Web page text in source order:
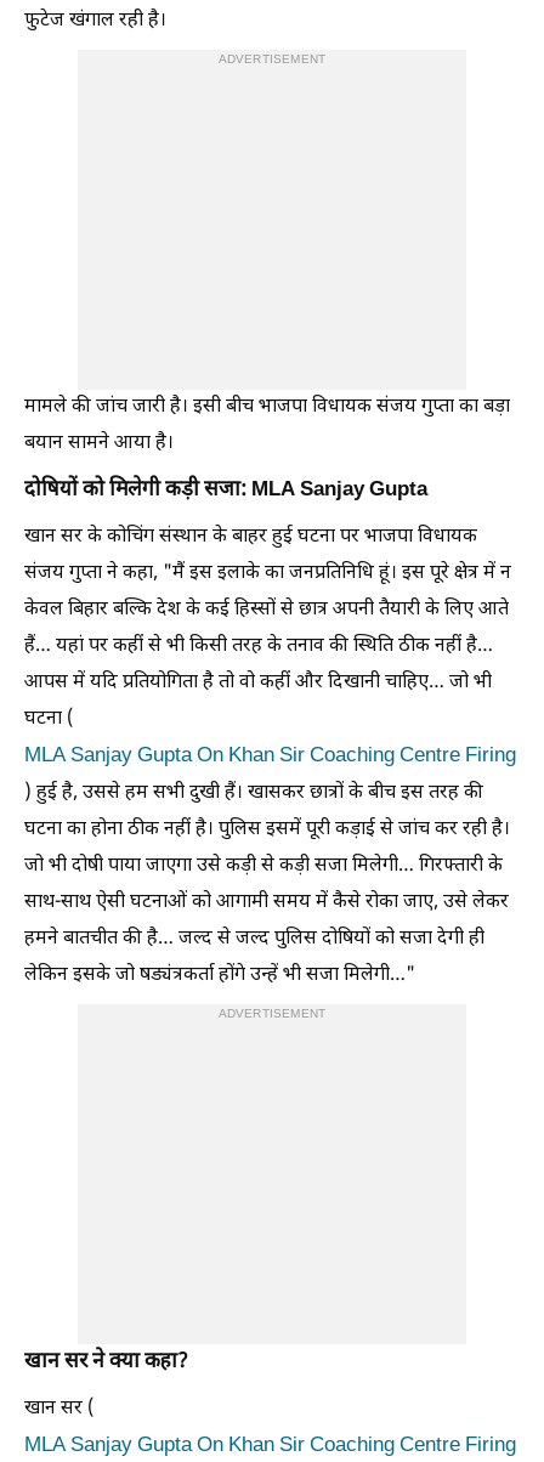
फुटेज खंगाल रही है।
ADVERTISEMENT
मामले की जांच जारी है। इसी बीच भाजपा विधायक संजय गुप्ता का बड़ा
बयान सामने आया है।
दोषियों को मिलेगी कड़ी सजा: MLA Sanjay Gupta
खान सर के कोचिंग संस्थान के बाहर हुई घटना पर भाजपा विधायक
संजय गुप्ता ने कहा, "मैं इस इलाके का जनप्रतिनिधि हूं। इस पूरे क्षेत्र में न
केवल बिहार बल्कि देश के कई हिस्सों से छात्र अपनी तैयारी के लिए आते
हैं… यहां पर कहीं से भी किसी तरह के तनाव की स्थिति ठीक नहीं है…
आपस में यदि प्रतियोगिता है तो वो कहीं और दिखानी चाहिए… जो भी
घटना (
MLA Sanjay Gupta On Khan Sir Coaching Centre Firing
) हुई है, उससे हम सभी दुखी हैं। खासकर छात्रों के बीच इस तरह की
घटना का होना ठीक नहीं है। पुलिस इसमें पूरी कड़ाई से जांच कर रही है।
जो भी दोषी पाया जाएगा उसे कड़ी से कड़ी सजा मिलेगी… गिरफ्तारी के
साथ-साथ ऐसी घटनाओं को आगामी समय में कैसे रोका जाए, उसे लेकर
हमने बातचीत की है… जल्द से जल्द पुलिस दोषियों को सजा देगी ही
लेकिन इसके जो षड्यंत्रकर्ता होंगे उन्हें भी सजा मिलेगी…"
ADVERTISEMENT
खान सर ने क्या कहा?
खान सर (
MLA Sanjay Gupta On Khan Sir Coaching Centre Firing